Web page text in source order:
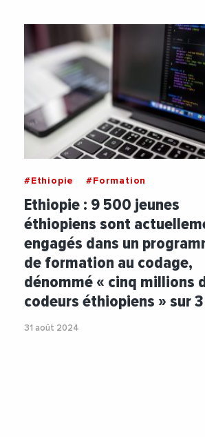
#Ethiopie #Formation
Ethiopie : 9 500 jeunes
éthiopiens sont
engagés dans un
de formation au codage,
dénommé « cinq millions
codeurs éthiopiens » sur
31 août 2024